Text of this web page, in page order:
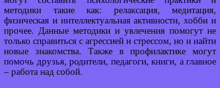
методики такие как: релаксация, медитация,
физическая и интеллектуальная активности, хобби и
прочее. Данные методики и увлечения помогут не
только справиться с агрессией и стрессом, но и найти
новые знакомства. Также в профилактике могут
помочь друзья, родители, педагоги, книги, а главное
– работа над собой.